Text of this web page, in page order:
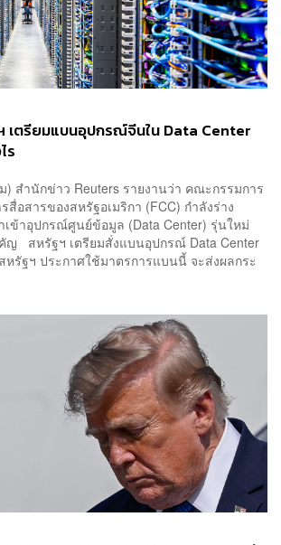
เตรียมแบนอุปกรณ์จีนใน Data Center
ร
) สำนักข่าว Reuters รายงานว่า คณะกรรมการ
สื่อสารของสหรัฐอเมริกา (FCC) กำลังร่าง
ข้าอุปกรณ์ศูนย์ข้อมูล (Data Center) รุ่นใหม่
สหรัฐฯ เตรียมสั่งแบนอุปกรณ์ Data Center
หรัฐฯ ประกาศใช้มาตรการแบนนี้ จะส่งผลกระ